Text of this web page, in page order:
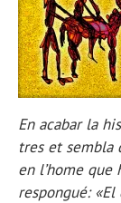
En acabar la
tres et sembla
en l’home
respongué: